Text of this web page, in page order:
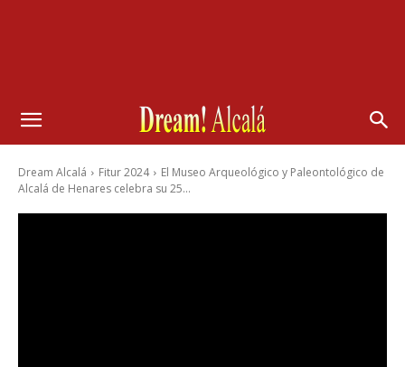
Dream Alcalá Fitur 2024
El Museo Arqueológico y Paleontológico de
Alcalá de Henares celebra su 25...